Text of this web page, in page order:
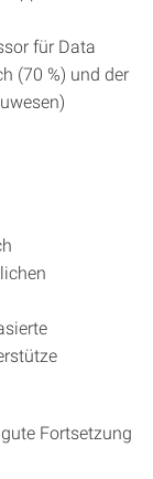
für Data
(70 %) und der
Fortsetzung